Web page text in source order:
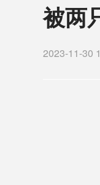
被两
2023-11-30